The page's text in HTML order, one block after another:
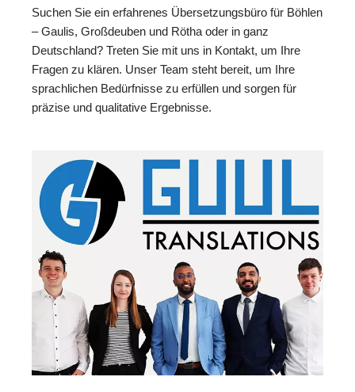
Suchen Sie ein erfahrenes Übersetzungsbüro für Böhlen
– Gaulis, Großdeuben und Rötha oder in ganz
Deutschland? Treten Sie mit uns in Kontakt, um Ihre
Fragen zu klären. Unser Team steht bereit, um Ihre
sprachlichen Bedürfnisse zu erfüllen und sorgen für
präzise und qualitative Ergebnisse.